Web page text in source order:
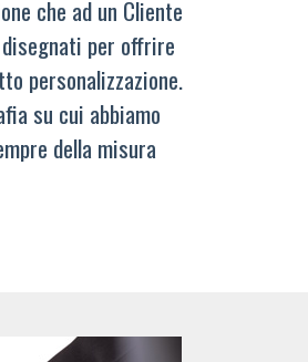
che ad un Cliente
per offrire
personalizzazione.
su cui abbiamo
della misura